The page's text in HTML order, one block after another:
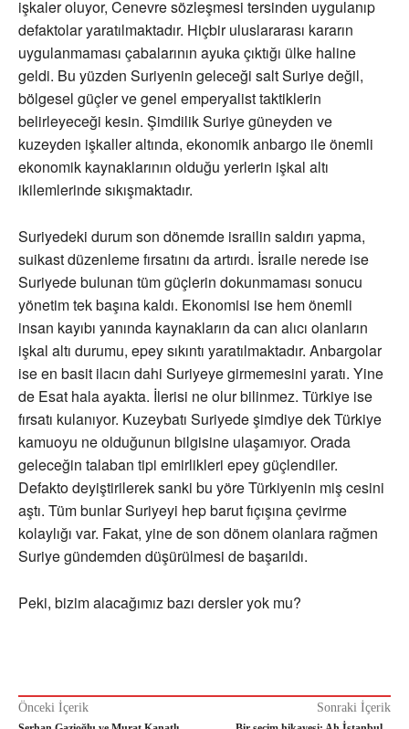
işkaler oluyor, Cenevre sözleşmesi tersinden uygulanıp
defaktolar yaratılmaktadır. Hiçbir uluslararası kararın
uygulanmaması çabalarının ayuka çıktığı ülke haline
geldi. Bu yüzden Suriyenin geleceği salt Suriye değil,
bölgesel güçler ve genel emperyalist taktiklerin
belirleyeceği kesin. Şimdilik Suriye güneyden ve
kuzeyden işkaller altında, ekonomik anbargo ile önemli
ekonomik kaynaklarının olduğu yerlerin işkal altı
ikilemlerinde sıkışmaktadır.
Suriyedeki durum son dönemde israilin saldırı yapma,
suikast düzenleme fırsatını da artırdı. İsraile nerede ise
Suriyede bulunan tüm güçlerin dokunmaması sonucu
yönetim tek başına kaldı. Ekonomisi ise hem önemli
insan kayıbı yanında kaynakların da can alıcı olanların
işkal altı durumu, epey sıkıntı yaratılmaktadır. Anbargolar
ise en basit ilacın dahi Suriyeye girmemesini yaratı. Yine
de Esat hala ayakta. İlerisi ne olur bilinmez. Türkiye ise
fırsatı kulanıyor. Kuzeybatı Suriyede şimdiye dek Türkiye
kamuoyu ne olduğunun bilgisine ulaşamıyor. Orada
geleceğin talaban tipi emirlikleri epey güçlendiler.
Defakto deyiştirilerek sanki bu yöre Türkiyenin miş cesini
aştı. Tüm bunlar Suriyeyi hep barut fıçışına çevirme
kolaylığı var. Fakat, yine de son dönem olanlara rağmen
Suriye gündemden düşürülmesi de başarıldı.
Peki, bizim alacağımız bazı dersler yok mu?
Önceki İçerik Sonraki İçerik